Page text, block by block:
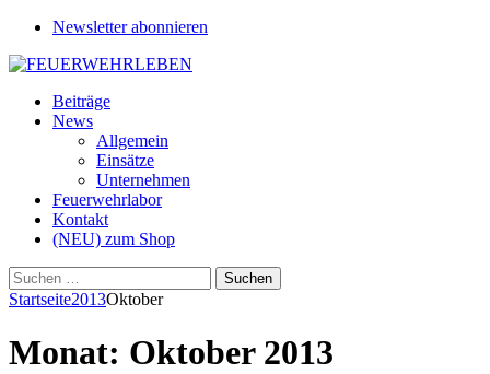
Newsletter abonnieren
Beiträge
News
Allgemein
Einsätze
Unternehmen
Feuerwehrlabor
Kontakt
(NEU) zum Shop
Suchen
nach:
Startseite2013Oktober
Monat: Oktober 2013